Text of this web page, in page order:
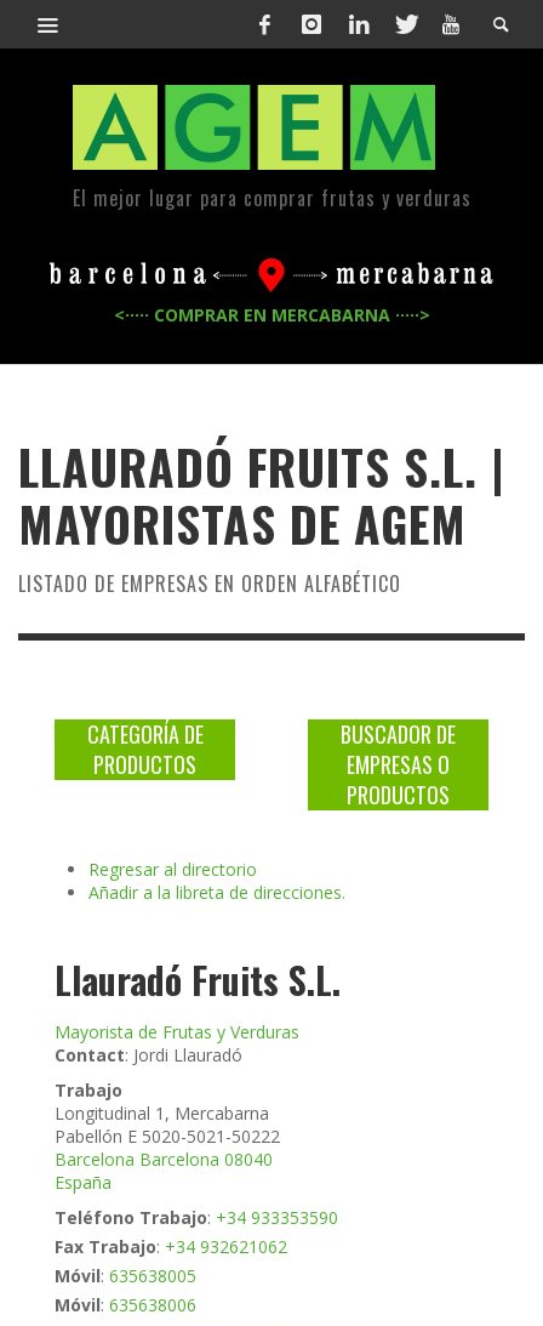
El mejor lugar para comprar frutas y verduras
<····· COMPRAR EN MERCABARNA ·····>
LLAURADÓ FRUITS S.L. |
MAYORISTAS DE AGEM
LISTADO DE EMPRESAS EN ORDEN ALFABÉTICO
CATEGORÍA DE
PRODUCTOS
BUSCADOR DE
EMPRESAS O
PRODUCTOS
Regresar al directorio
Añadir a la libreta de direcciones.
Llauradó Fruits S.L.
Mayorista de Frutas y Verduras
Contact: Jordi Llauradó
Trabajo
Longitudinal 1, Mercabarna
Pabellón E 5020-5021-50222
Barcelona Barcelona 08040
España
Teléfono Trabajo: +34 933353590
Fax Trabajo: +34 932621062
Móvil: 635638005
Móvil: 635638006